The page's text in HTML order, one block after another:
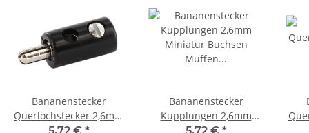
Bananenstecker
Querlochstecker 2,6mm
viele Farben Miniatur
Bananenstecker
Kupplungen 2,6mm
Miniatur Buchsen